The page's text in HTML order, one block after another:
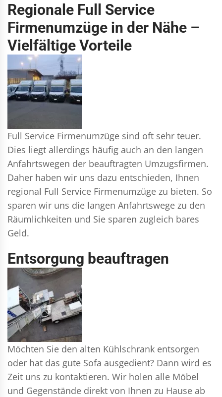
Regionale Full Service
Firmenumzüge in der Nähe –
Vielfältige Vorteile
Full Service Firmenumzüge sind oft sehr teuer.
Dies liegt allerdings häufig auch an den langen
Anfahrtswegen der beauftragten Umzugsfirmen.
Daher haben wir uns dazu entschieden, Ihnen
regional Full Service Firmenumzüge zu bieten. So
sparen wir uns die langen Anfahrtswege zu den
Räumlichkeiten und Sie sparen zugleich bares
Geld.
Entsorgung beauftragen
Möchten Sie den alten Kühlschrank entsorgen
oder hat das gute Sofa ausgedient? Dann wird es
Zeit uns zu kontaktieren. Wir holen alle Möbel
und Gegenstände direkt von Ihnen zu Hause ab